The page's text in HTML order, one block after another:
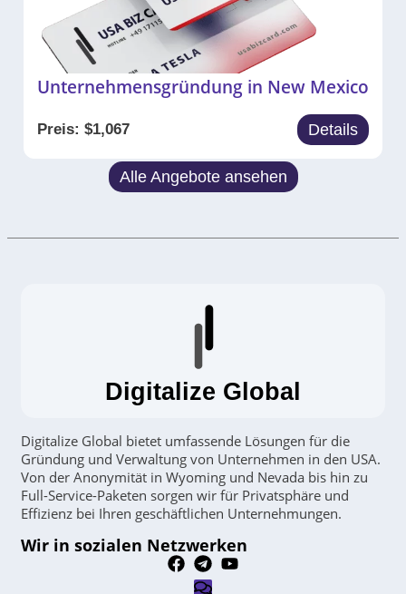
Unternehmensgründung in New Mexico
Preis: $1,067 Details
Alle Angebote ansehen
Digitalize Global
Digitalize Global bietet umfassende Lösungen für die
Gründung und Verwaltung von Unternehmen in den USA.
Von der Anonymität in Wyoming und Nevada bis hin zu
Full-Service-Paketen sorgen wir für Privatsphäre und
Effizienz bei Ihren geschäftlichen Unternehmungen.
Wir in sozialen Netzwerken